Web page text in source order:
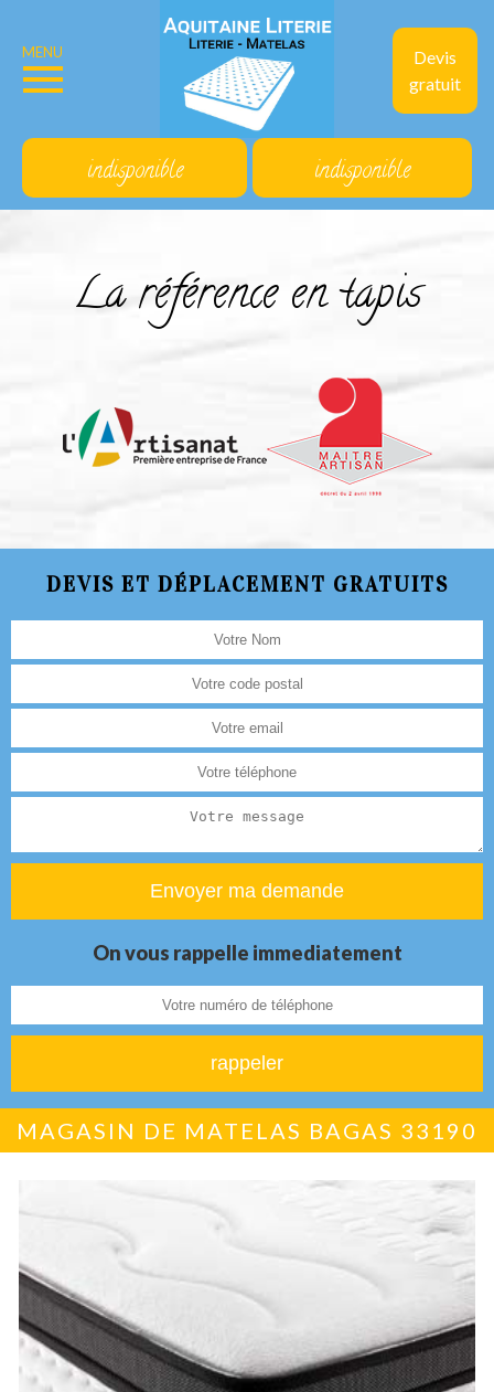
Devis
gratuit
MENU
indisponible indisponible
La référence en tapis
DEVIS ET DÉPLACEMENT GRATUITS
On vous rappelle immediatement
MAGASIN DE MATELAS BAGAS 33190